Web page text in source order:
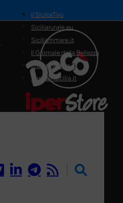
il SiciliaTivù
Siciliarurale.eu
Siciliammare.it
Il Giornale della Bellezza
Siciliamedica.it
Sanitainsicilia.it